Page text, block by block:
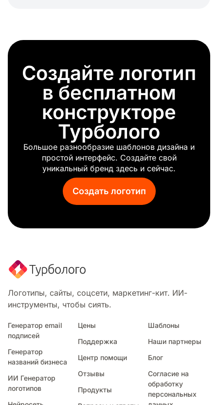
Строительные материалы
Кран
Создайте логотип
в бесплатном
конструкторе
Турболого
Большое разнообразие шаблонов дизайна и
простой интерфейс. Создайте свой
уникальный бренд здесь и сейчас.
Создать логотип
Логотипы, сайты, соцсети, маркетинг-кит. ИИ-
инструменты, чтобы сиять.
Генератор email
подписей
Генератор
названий бизнеса
ИИ Генератор
логотипов
Цены
Поддержка
Центр помощи
Отзывы
Продукты
Шаблоны
Наши партнеры
Блог
Согласие на
обработку
персональных